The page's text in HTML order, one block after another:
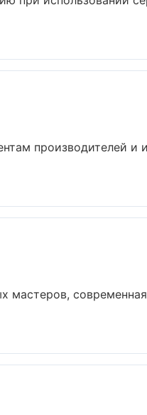
производителей и
современная